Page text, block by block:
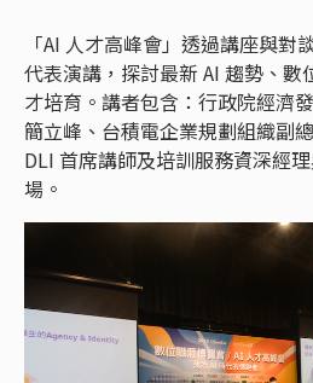
「AI 人才高峰會」透過講座與
代表演講，探討最新 AI 趨勢、數
才培育。講者包含：行政院經濟
簡立峰、台積電企業規劃組織副
DLI 首席講師及培訓服務資深經
場。